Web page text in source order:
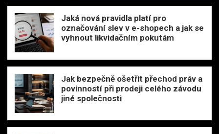
Jaká nová pravidla platí pro
označování slev v e-shopech a jak se
vyhnout likvidačním pokutám
Jak bezpečně ošetřit přechod práv a
povinností při prodeji celého závodu
jiné společnosti